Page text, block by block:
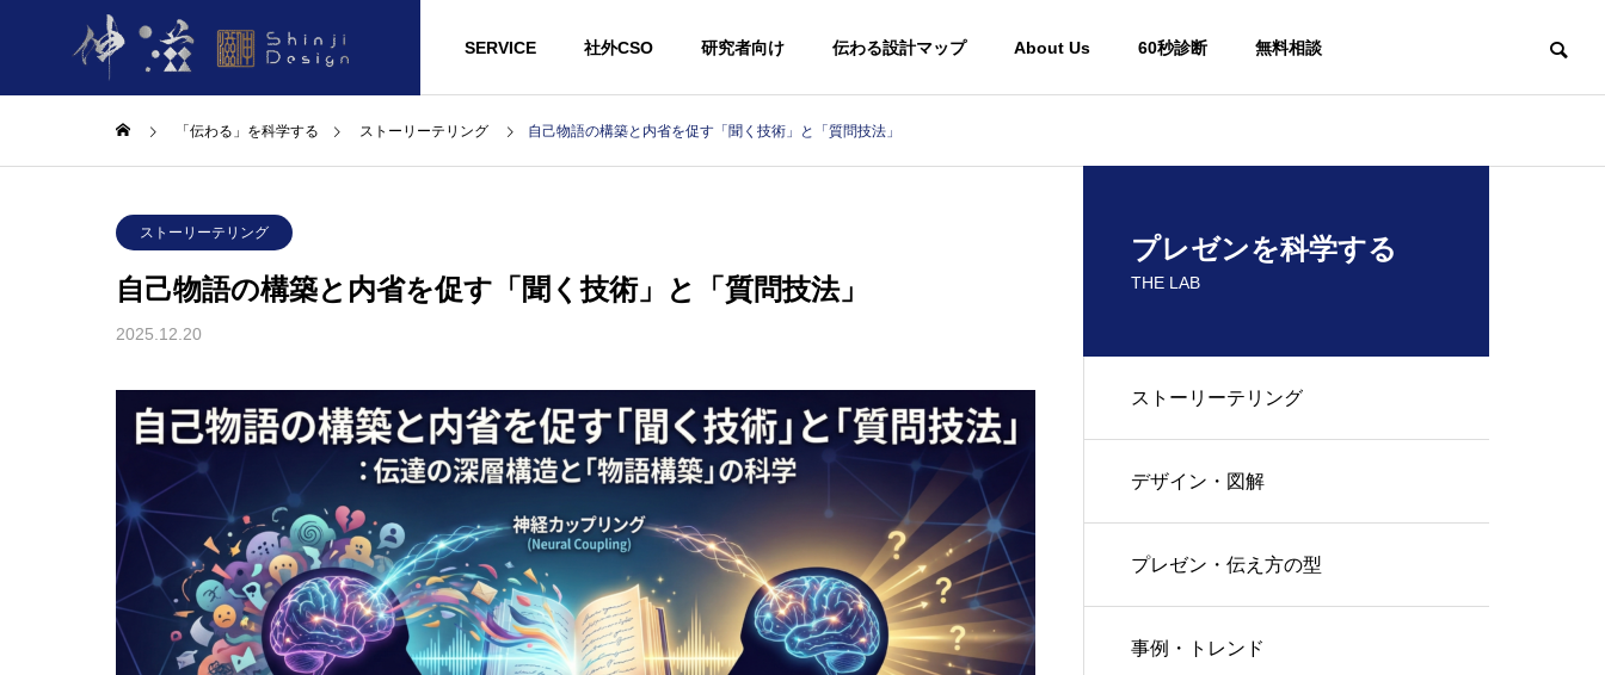
HOME SERVICE 社外CSO 研究者向け 伝わる設計マップ About Us 60秒診断 無料相談
「伝わる」を科学する ストーリーテリング 自己物語の構築と内省を促す「聞く技術」と「質問技法」
ストーリーテリング
自己物語の構築と内省を促す「聞く技術」と「質問技法」
2025.12.20
プレゼンを科学する
THE LAB
ストーリーテリング
デザイン・図解
プレゼン・伝え方の型
事例・トレンド